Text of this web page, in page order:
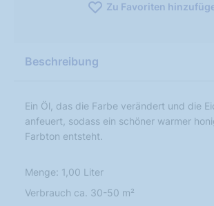
Zu Favoriten
Beschreibung
Ein Öl, das die Farbe verändert und die
anfeuert, sodass ein schöner warmer
Farbton entsteht.
Menge: 1,00 Liter
Verbrauch ca. 30-50 m²